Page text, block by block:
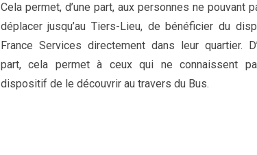
Cela permet, d’une part, aux personnes ne pouvant
déplacer jusqu’au Tiers-Lieu, de bénéficier du
France Services directement dans leur quartier.
part, cela permet à ceux qui ne connaissent
dispositif de le découvrir au travers du Bus.